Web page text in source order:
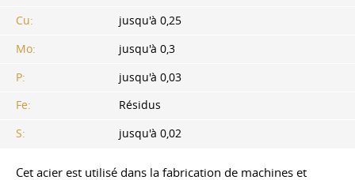
Cu:
jusqu'à 0,25
Mo:
jusqu'à 0,3
P:
jusqu'à 0,03
Fe:
Résidus
S:
jusqu'à 0,02
Cet acier est utilisé dans la fabrication de machines et